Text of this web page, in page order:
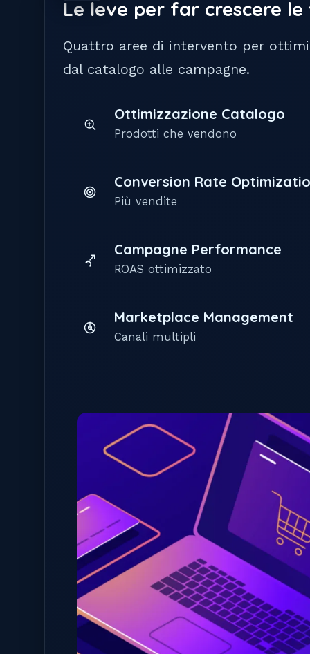
Le leve per far crescere
Quattro aree di intervento per
dal catalogo alle campagne.
Ottimizzazione Catalogo
Prodotti che vendono
Conversion Rate
Più vendite
Campagne Performance
ROAS ottimizzato
Marketplace Management
Canali multipli